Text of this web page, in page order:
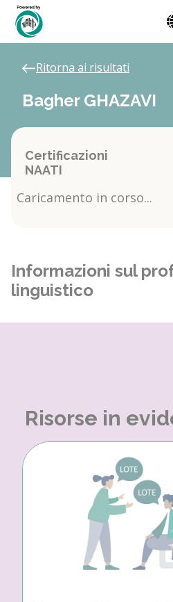
Ritorna ai risultati
Bagher GHAZAVI
Certificazioni
NAATI
Caricamento in corso...
Informazioni sul
linguistico
Risorse in